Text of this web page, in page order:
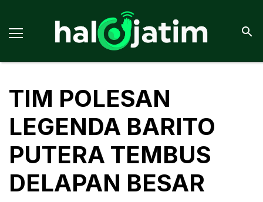
TIM POLESAN
LEGENDA BARITO
PUTERA TEMBUS
DELAPAN BESAR